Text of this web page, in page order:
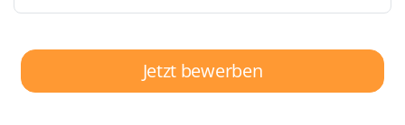
Jetzt bewerben